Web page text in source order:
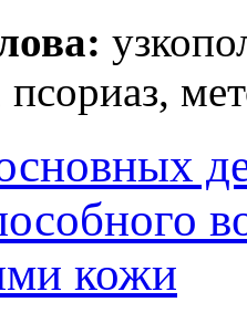
кожи